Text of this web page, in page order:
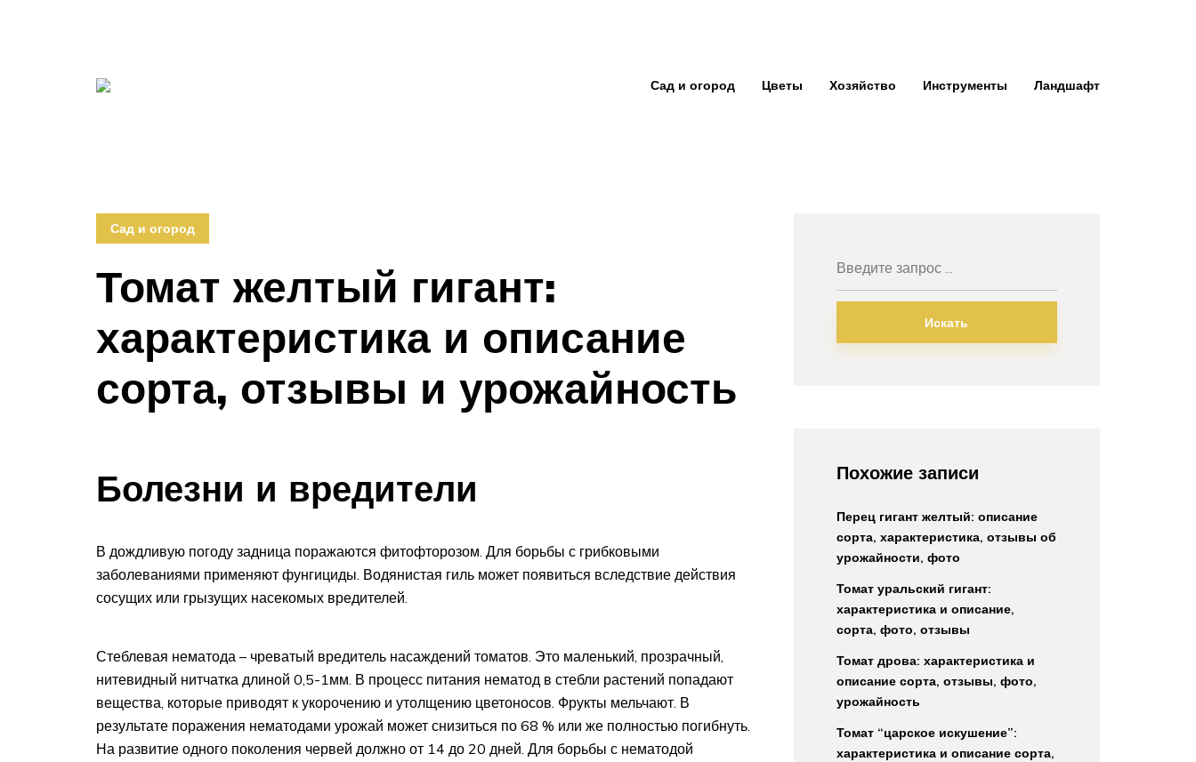
Сад и огород Цветы Хозяйство Инструменты Ландшафт
Сад и огород
Томат желтый гигант:
характеристика и описание
сорта, отзывы и урожайность
Болезни и вредители
В дождливую погоду задница поражаются фитофторозом. Для борьбы с грибковыми
заболеваниями применяют фунгициды. Водянистая гиль может появиться вследствие действия
сосущих или грызущих насекомых вредителей.
Стеблевая нематода – чреватый вредитель насаждений томатов. Это маленький, прозрачный,
нитевидный нитчатка длиной 0,5-1мм. В процесс питания нематод в стебли растений попадают
вещества, которые приводят к укорочению и утолщению цветоносов. Фрукты мельчают. В
результате поражения нематодами урожай может снизиться по 68 % или же полностью погибнуть.
На развитие одного поколения червей должно от 14 до 20 дней. Для борьбы с нематодой
Искать
Похожие записи
Перец гигант желтый: описание
сорта, характеристика, отзывы об
урожайности, фото
Томат уральский гигант:
характеристика и описание,
сорта, фото, отзывы
Томат дрова: характеристика и
описание сорта, отзывы, фото,
урожайность
Томат “царское искушение”:
характеристика и описание сорта,